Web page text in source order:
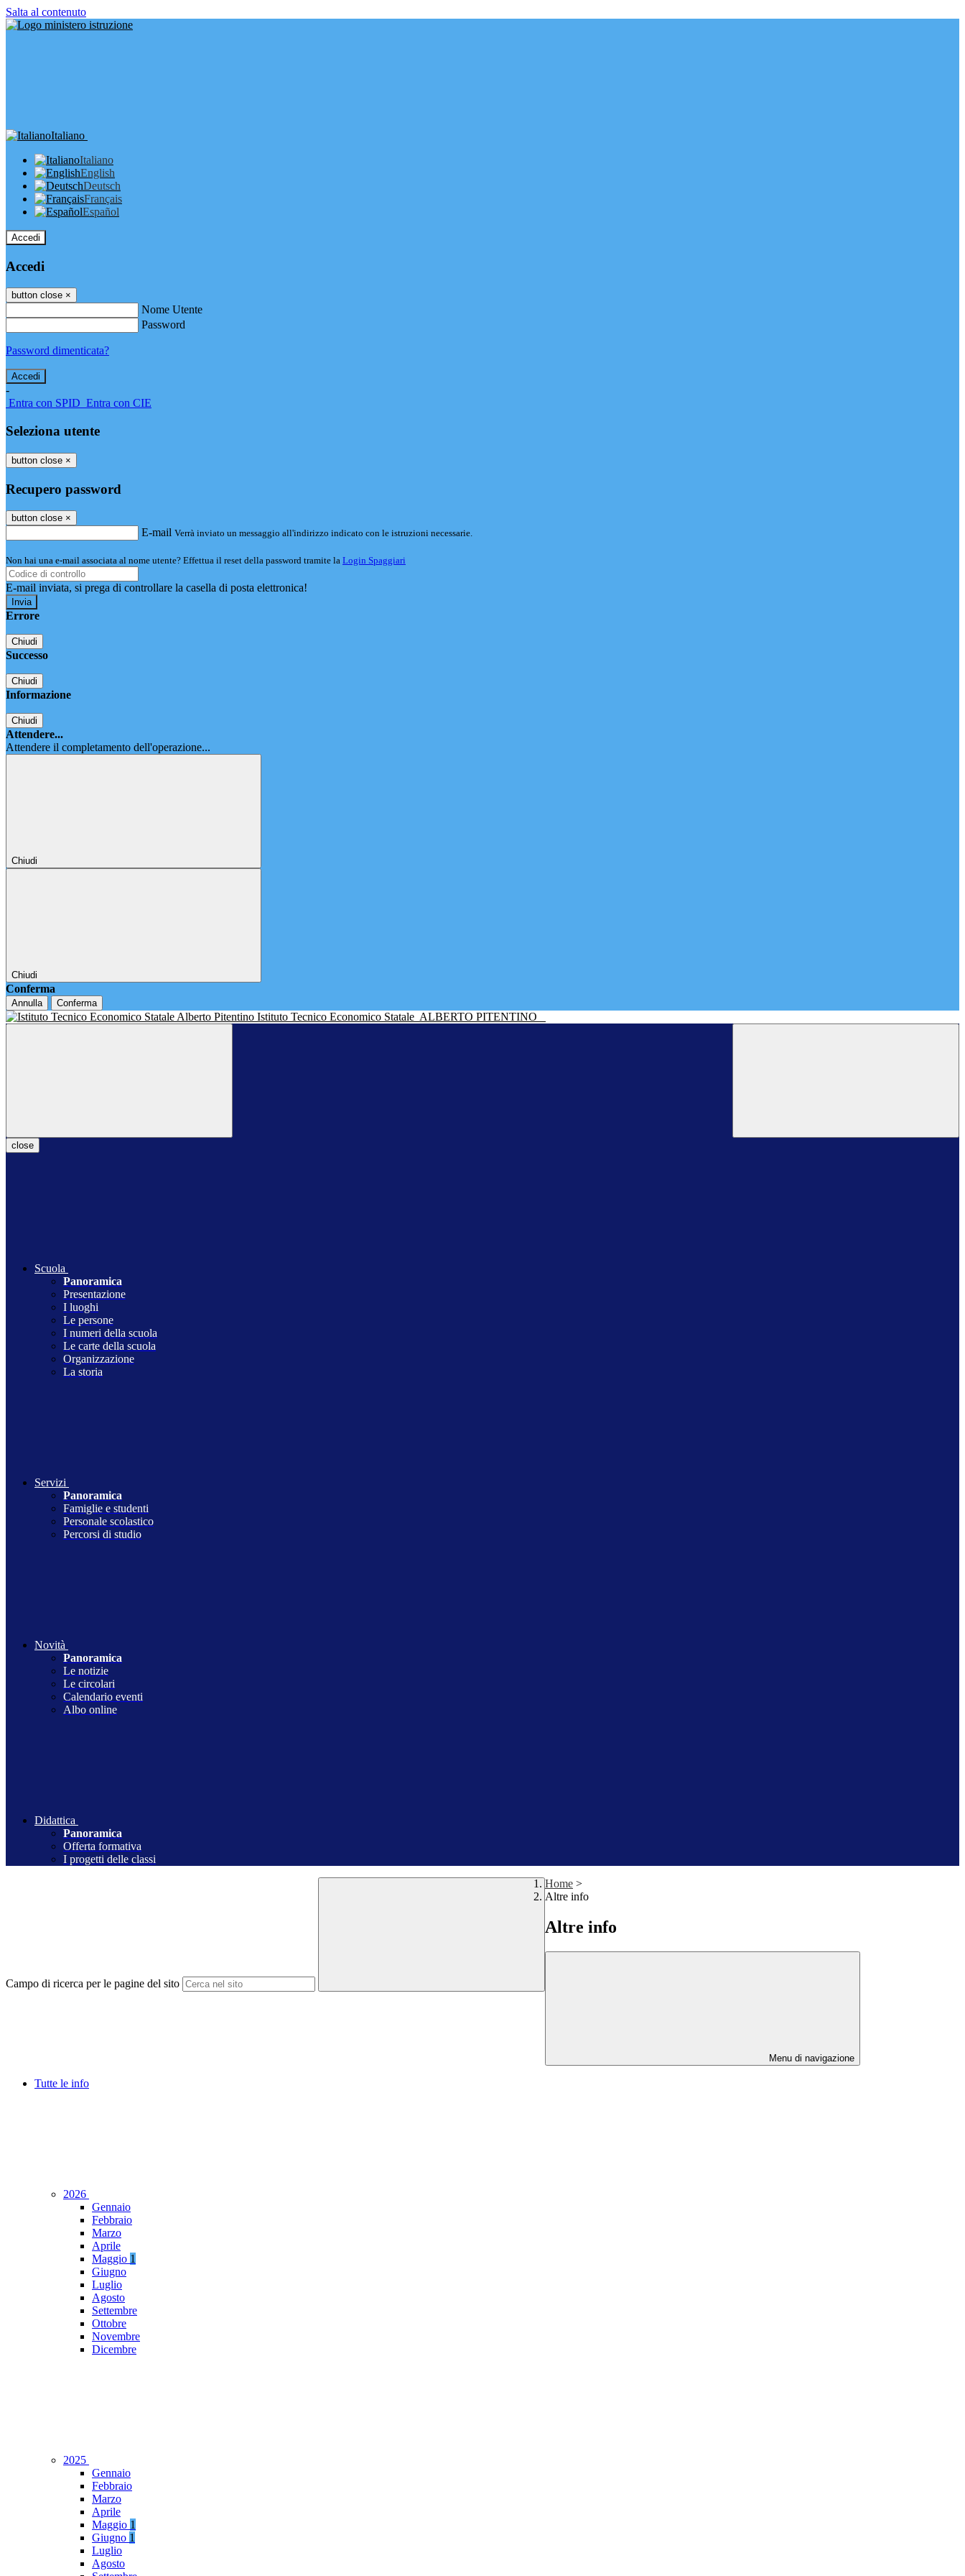
Salta al contenuto
Italiano
Italiano
English
Deutsch
Français
Español
Accedi
Accedi
button close ×
Nome Utente
Password
Password dimenticata?
-
Entra con SPID Entra con CIE
Seleziona utente
button close ×
Recupero password
button close ×
E-mail Verrà inviato un messaggio all'indirizzo indicato con le istruzioni necessarie.
Non hai una e-mail associata al nome utente? Effettua il reset della password tramite la Login Spaggiari
E-mail inviata, si prega di controllare la casella di posta elettronica!
Errore
Chiudi
Successo
Chiudi
Informazione
Chiudi
Attendere...
Attendere il completamento dell'operazione...
Chiudi
Chiudi
Conferma
Annulla Conferma
Istituto Tecnico Economico Statale ALBERTO PITENTINO
close
Scuola
Panoramica
Presentazione
I luoghi
Le persone
I numeri della scuola
Le carte della scuola
Organizzazione
La storia
Servizi
Panoramica
Famiglie e studenti
Personale scolastico
Percorsi di studio
Novità
Panoramica
Le notizie
Le circolari
Calendario eventi
Albo online
Didattica
Panoramica
Offerta formativa
I progetti delle classi
Campo di ricerca per le pagine del sito
Home >
Altre info
Altre info
Menu di navigazione
Tutte le info
2026
Gennaio
Febbraio
Marzo
Aprile
Maggio 1
Giugno
Luglio
Agosto
Settembre
Ottobre
Novembre
Dicembre
2025
Gennaio
Febbraio
Marzo
Aprile
Maggio 1
Giugno 1
Luglio
Agosto